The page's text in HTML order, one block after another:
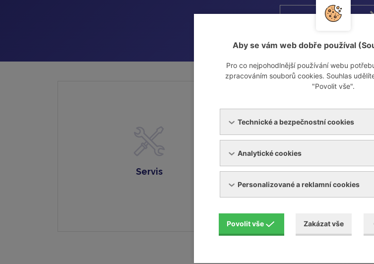
Více info
Servis Kontakty
Aby se vám web dobře používal
Pro co nejpohodlnější používání webu
zpracováním souborů cookies. Souhlas
"Povolit vše".
Technické a bezpečnostní cookies
Analytické cookies
Personalizované a reklamní cookies
Povolit vše Zakázat vše